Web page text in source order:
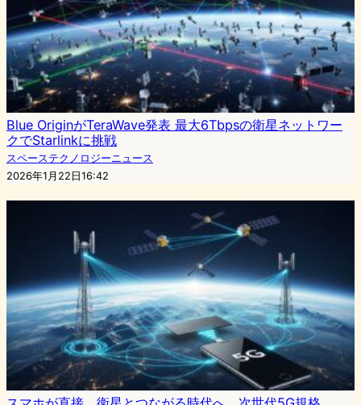
Blue OriginがTeraWave発表 最大6Tbpsの衛星ネットワー
クでStarlinkに挑戦
スペーステクノロジーニュース
2026年1月22日16:42